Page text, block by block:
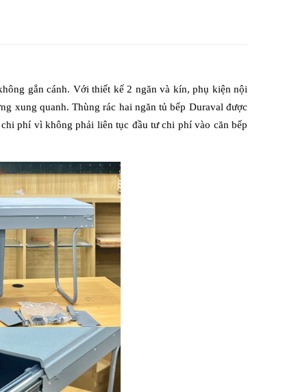
gắn cánh. Với thiết kế 2 ngăn và kín, phụ kiện nội
xung quanh. Thùng rác hai ngăn tủ bếp Duraval được
phí vì không phải liên tục đầu tư chi phí vào căn bếp